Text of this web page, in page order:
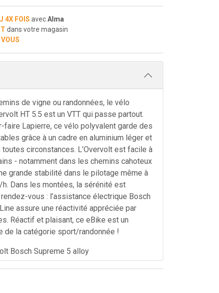
4X FOIS avecAlma
dans votre magasin
de vigne ou randonnées, le vélo
HT 5.5 est un VTT qui passe partout.
faire Lapierre, ce vélo polyvalent garde des
grâce à un cadre en aluminium léger et
toutes circonstances. L’Overvolt est facile à
- notamment dans les chemins cahoteux
grande stabilité dans le pilotage même à
Dans les montées, la sérénité est
vous : l’assistance électrique Bosch
assure une réactivité appréciée par
Réactif et plaisant, ce eBike est un
de la catégorie sport/randonnée !
Bosch Supreme 5 alloy
Performance Line Smart System 250W,